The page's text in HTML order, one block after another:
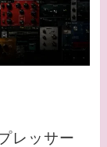
レッサー